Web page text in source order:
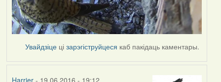
Увайдзіце цізарэгіструйцеся каб пакідаць каментары.
Harrier- 19.06.2016 - 19:12